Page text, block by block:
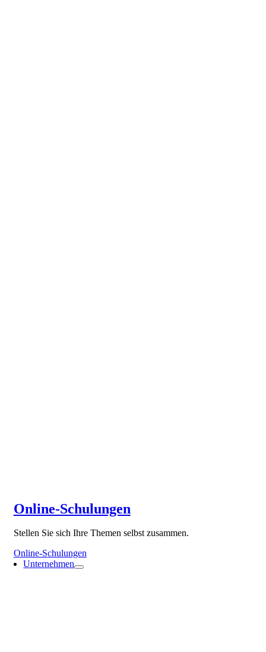
Online-Schulungen
Stellen Sie sich Ihre Themen selbst zusammen.
Online-Schulungen
Unternehmen